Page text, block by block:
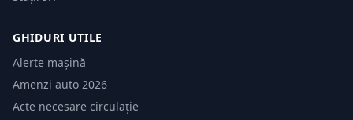
GHIDURI UTILE
Alerte mașină
Amenzi auto 2026
Acte necesare circulație